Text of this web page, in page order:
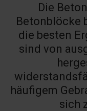
Die
Betonblöcke
die besten
sind von
häufigem
sich